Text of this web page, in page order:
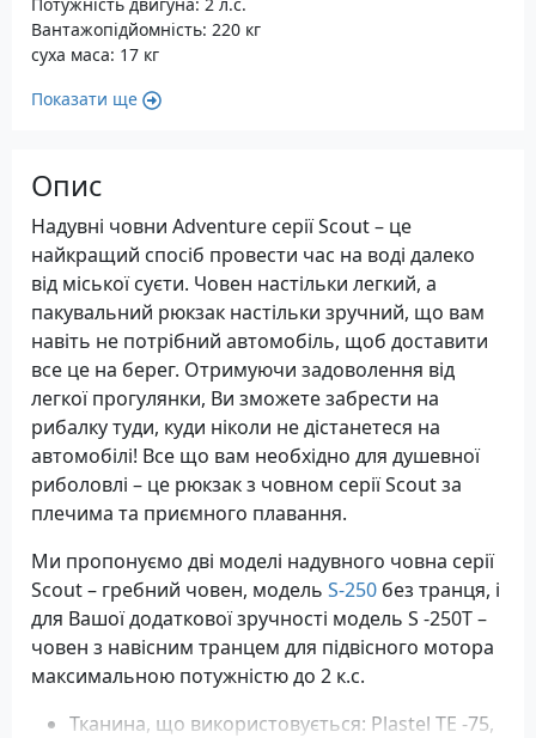
Вантажопідйомність: 220 кг
суха маса: 17 кг
Показати ще
Опис
Надувні човни Adventure серії Scout – це
найкращий спосіб провести час на воді далеко
від міської суєти. Човен настільки легкий, а
пакувальний рюкзак настільки зручний, що вам
навіть не потрібний автомобіль, щоб доставити
все це на берег. Отримуючи задоволення від
легкої прогулянки, Ви зможете забрести на
рибалку туди, куди ніколи не дістанетеся на
автомобілі! Все що вам необхідно для душевної
риболовлі – це рюкзак з човном серії Scout за
плечима та приємного плавання.
Ми пропонуємо дві моделі надувного човна серії
Scout – гребний човен, модель S-250 без транця, і
для Вашої додаткової зручності модель S -250T –
човен з навісним транцем для підвісного мотора
максимальною потужністю до 2 к.с.
Тканина, що використовується: Plastel TE -75,